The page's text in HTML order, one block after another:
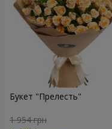
Букет "Прелесть"
1 954 грн